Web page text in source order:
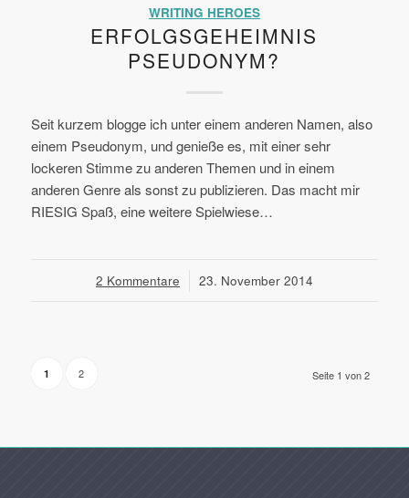
WRITING HEROES
ERFOLGSGEHEIMNIS
PSEUDONYM?
Seit kurzem blogge ich unter einem anderen Namen, also
einem Pseudonym, und genieße es, mit einer sehr
lockeren Stimme zu anderen Themen und in einem
anderen Genre als sonst zu publizieren. Das macht mir
RIESIG Spaß, eine weitere Spielwiese…
2 Kommentare
/ 23. November 2014
Seite 1 von 2
1 2